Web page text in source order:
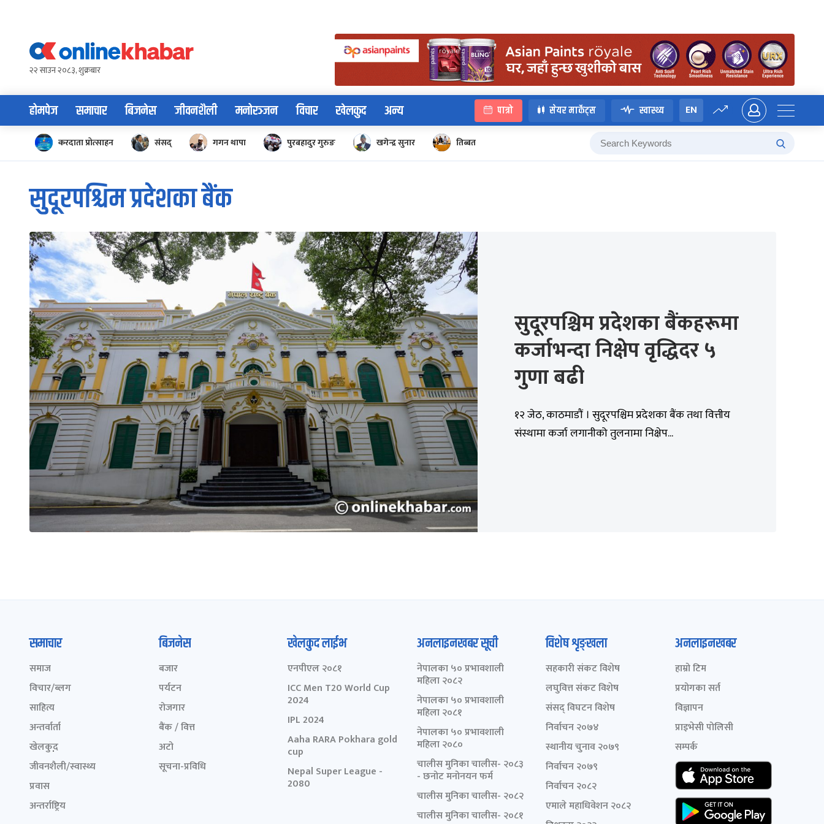
content२२ साउन २०८३, शुक्रबार
होमपेज समाचार बिजनेस जीवनशैली मनोरञ्जन विचार खेलकुद अन्य पात्रो सेयर मार्केट्स स्वास्थ्य EN
करदाता प्रोत्साहन संसद् गगन थापा पुरबहादुर गुरुङ खगेन्द्र सुनार तिब्बत
सुदूरपश्चिम प्रदेशका बैंक
सुदूरपश्चिम प्रदेशका बैंकहरूमा
कर्जाभन्दा निक्षेप वृद्धिदर ५
गुणा बढी
१२ जेठ, काठमाडौं । सुदूरपश्चिम प्रदेशका बैंक तथा वित्तीय
संस्थामा कर्जा लगानीको तुलनामा निक्षेप...
समाचार
समाज
विचार/ब्लग
साहित्य
अन्तर्वार्ता
खेलकुद़़
जीवनशैली/स्वास्थ्य
प्रवास
अन्तर्राष्ट्रिय
बिजनेस
बजार
पर्यटन
रोजगार
बैंक / वित्त
अटो
सूचना-प्रविधि
खेलकुद लाईभ
एनपीएल २०८१
ICC Men T20 World Cup
2024
IPL 2024
Aaha RARA Pokhara gold
cup
Nepal Super League -
2080
अनलाइनखबर सूची
नेपालका ५० प्रभावशाली
महिला २०८२
नेपालका ५० प्रभावशाली
महिला २०८१
नेपालका ५० प्रभावशाली
महिला २०८०
चालीस मुनिका चालीस- २०८३
- छनोट मनोनयन फर्म
चालीस मुनिका चालीस- २०८२
चालीस मुनिका चालीस- २०८१
विशेष शृङ्खला
सहकारी संकट विशेष
लघुवित्त संकट विशेष
संसद् विघटन विशेष
निर्वाचन २०७४
स्थानीय चुनाव २०७९
निर्वाचन २०७९
निर्वाचन २०८२
एमाले महाधिवेशन २०८२
अनलाइनखबर
हाम्रो टिम
प्रयोगका सर्त
विज्ञापन
प्राइभेसी पोलिसी
सम्पर्क